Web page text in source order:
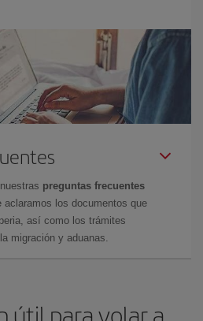
preguntas frecuentes
aclaramos los documentos que
así como los trámites
migración y aduanas.